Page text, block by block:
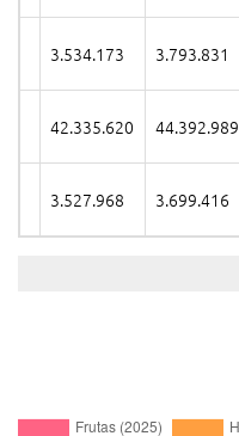
3.534.173 3.793.831
42.335.620 44.392.989
3.527.968 3.699.416